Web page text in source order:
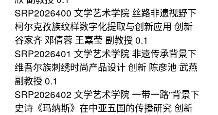
SRP2026400 文学艺术学院 丝路非遗视野下
柯尔克孜族纹样数字化提取与创新应用 创新
谷家齐 邓倩蓉 王嘉莹 副教授 0.1
SRP2026401 文学艺术学院 非遗传承背景下
维吾尔族刺绣时尚产品设计 创新 陈彦池 武燕
副教授 0.1
SRP2026402 文学艺术学院 一带一路”背景下
史诗《玛纳斯》在中亚五国的传播研究 创新